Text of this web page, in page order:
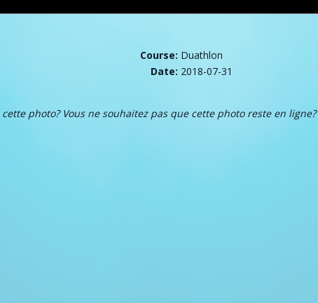
Course: Duathlon
Date: 2018-07-31
photo? Vous ne souhaitez pas que cette photo reste en ligne?